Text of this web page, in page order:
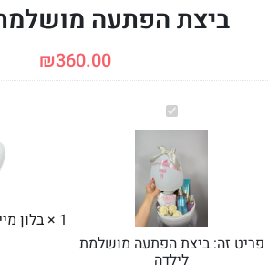
ביצת הפתעה
₪360.00
ביצת
הפתעה
מושלמת
לילדה
פריט זה: ביצת הפתעה מושלמת
לילדה
1
× בלון